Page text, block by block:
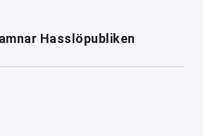
Hasslöpubliken